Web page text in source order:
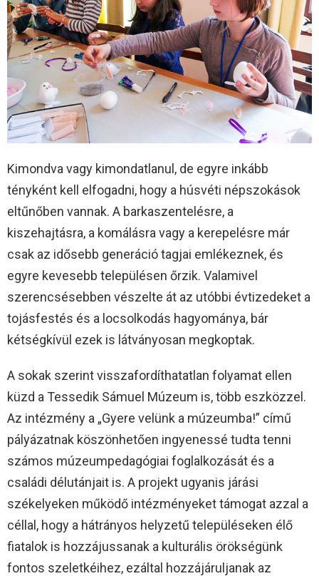
Kimondva vagy kimondatlanul, de egyre inkább
tényként kell elfogadni, hogy a húsvéti népszokások
eltűnőben vannak. A barkaszentelésre, a
kiszehajtásra, a komálásra vagy a kerepelésre már
csak az idősebb generáció tagjai emlékeznek, és
egyre kevesebb településen őrzik. Valamivel
szerencsésebben vészelte át az utóbbi évtizedeket a
tojásfestés és a locsolkodás hagyománya, bár
kétségkívül ezek is látványosan megkoptak.
A sokak szerint visszafordíthatatlan folyamat ellen
küzd a Tessedik Sámuel Múzeum is, több eszközzel.
Az intézmény a „Gyere velünk a múzeumba!” című
pályázatnak köszönhetően ingyenessé tudta tenni
számos múzeumpedagógiai foglalkozását és a
családi délutánjait is. A projekt ugyanis járási
székelyeken működő intézményeket támogat azzal a
céllal, hogy a hátrányos helyzetű településeken élő
fiatalok is hozzájussanak a kulturális örökségünk
fontos szeletkéihez, ezáltal hozzájáruljanak az